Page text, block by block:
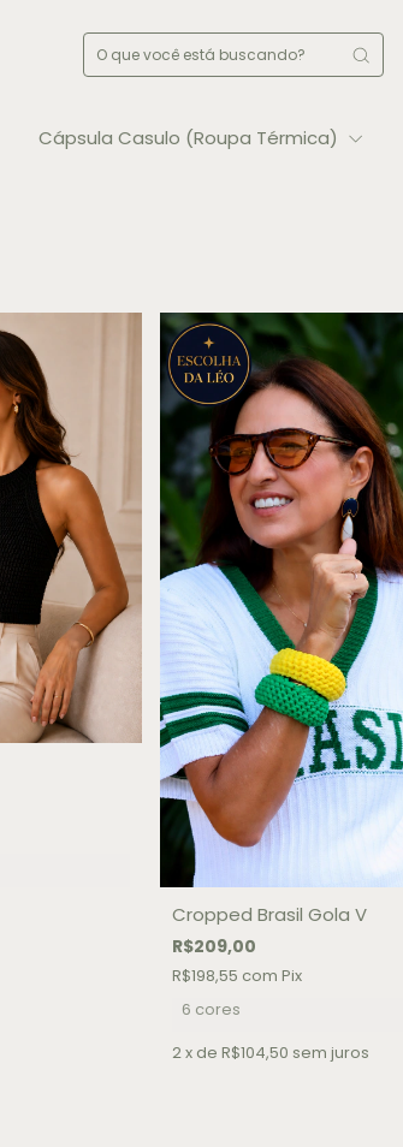
Cápsula Casulo (Roupa Térmica)
Cropped Brasil Gola V
R$209,00
R$198,55 com Pix
6 cores
2x de R$104,50 sem juros